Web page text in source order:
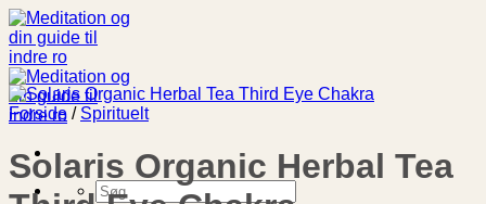
Fortsæt
til
indhold
Søg
Forside / Spirituelt
Solaris Organic Herbal Tea